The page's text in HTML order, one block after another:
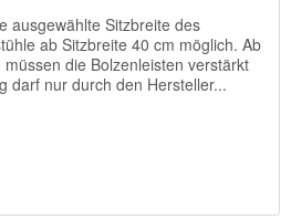
ausgewählte Sitzbreite des
ab Sitzbreite 40 cm möglich. Ab
die Bolzenleisten verstärkt
darf nur durch den Hersteller...